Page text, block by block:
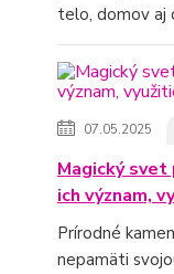
telo, domov aj
07.05.2025
Magický svet
ich význam,
Prírodné
nepamäti